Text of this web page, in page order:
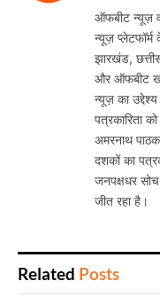
ऑफबीट न्यूज़
न्यूज़
झारखंड,
और ऑफबीट
न्यूज़ का
पत्रकारिता
अमरनाथ
दशकों का
जनपक्षधर
जीत रहा है।
Related Posts